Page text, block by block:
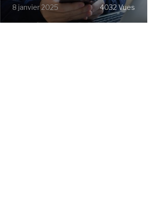
8 janvier 2025 4032 Vues